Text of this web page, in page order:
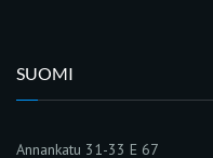
SUOMI
Annankatu 31-33 E 67